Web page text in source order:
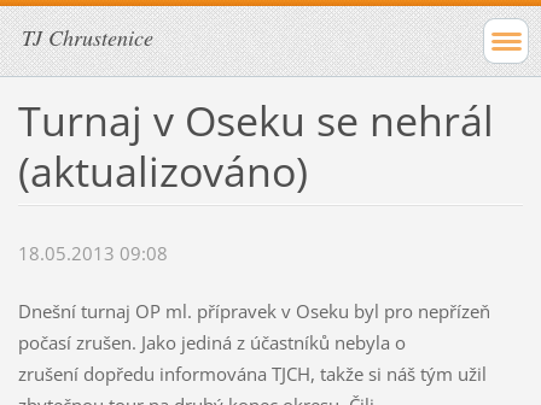
TJ Chrustenice
Turnaj v Oseku se nehrál
(aktualizováno)
18.05.2013 09:08
Dnešní turnaj OP ml. přípravek v Oseku byl pro nepřízeň
počasí zrušen. Jako jediná z účastníků nebyla o
zrušení dopředu informována TJCH, takže si náš tým užil